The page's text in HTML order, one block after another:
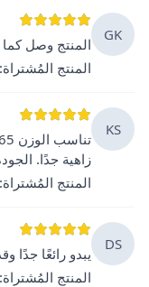
GK
المنتج وصل
المنتج المُشتراة:
KS
زاهية جدًا.
المنتج المُشتراة:
DS
يبدو رائعًا
المنتج المُشتراة: